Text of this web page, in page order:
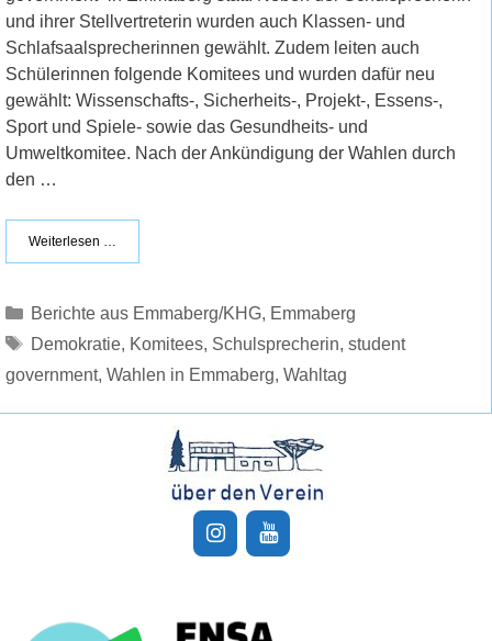
und ihrer Stellvertreterin wurden auch Klassen- und
Schlafsaalsprecherinnen gewählt. Zudem leiten auch
Schülerinnen folgende Komitees und wurden dafür neu
gewählt: Wissenschafts-, Sicherheits-, Projekt-, Essens-,
Sport und Spiele- sowie das Gesundheits- und
Umweltkomitee. Nach der Ankündigung der Wahlen durch
den …
Weiterlesen …
Kategorien
Berichte aus Emmaberg/KHG, Emmaberg
Schlagwörter
Demokratie, Komitees, Schulsprecherin, student
government, Wahlen in Emmaberg, Wahltag